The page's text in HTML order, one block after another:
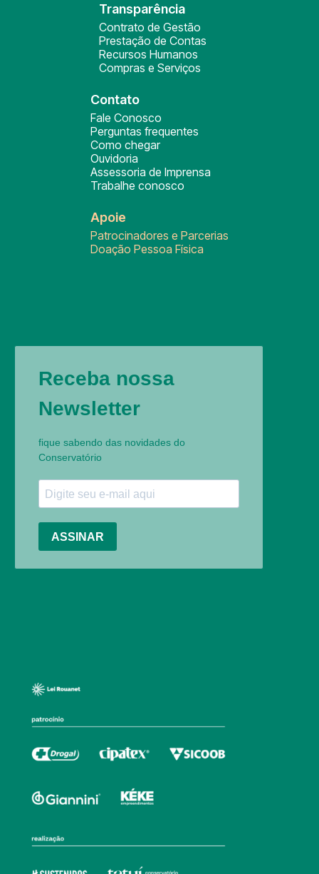
Transparência
Contrato de Gestão
Prestação de Contas
Recursos Humanos
Compras e Serviços
Contato
Fale Conosco
Perguntas frequentes
Como chegar
Ouvidoria
Assessoria de Imprensa
Trabalhe conosco
Apoie
Patrocinadores e Parcerias
Doação Pessoa Física